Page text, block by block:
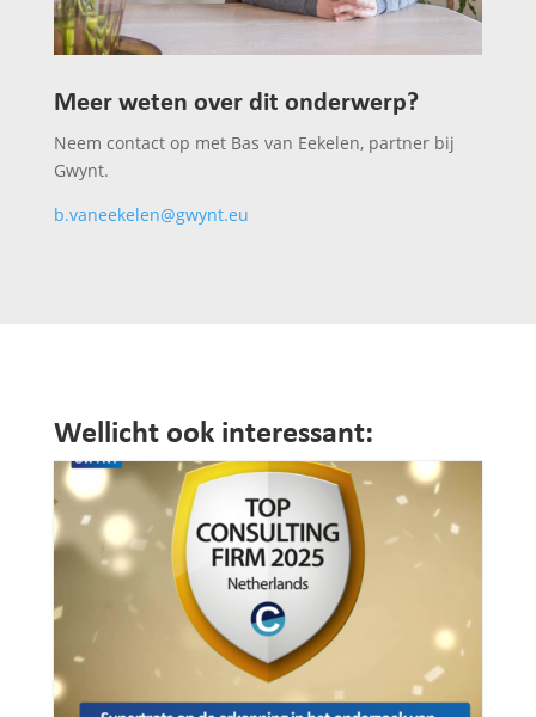
Meer weten over dit onderwerp?
Neem contact op met Bas van Eekelen, partner bij
Gwynt.
b.vaneekelen@gwynt.eu
Wellicht ook interessant: